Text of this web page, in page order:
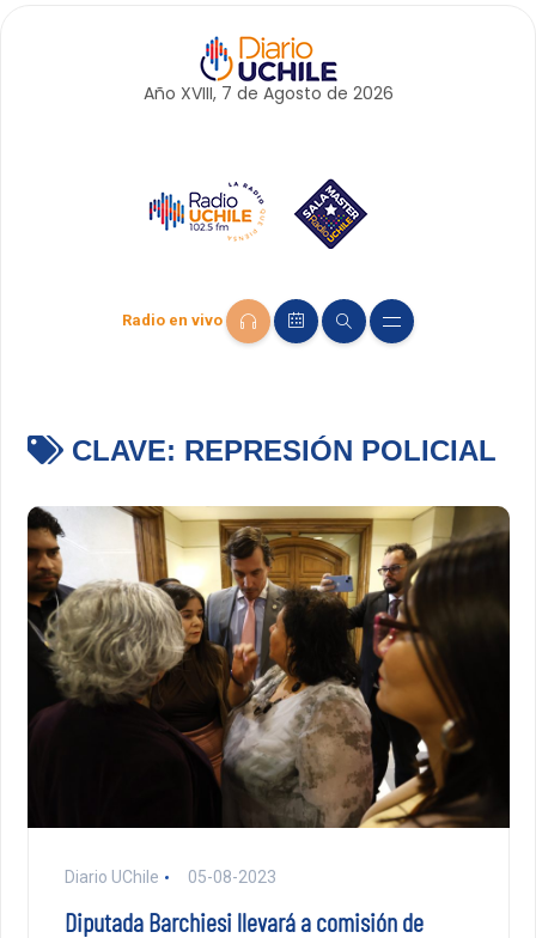
Año XVIII, 7 de Agosto de 2026
Radio en vivo
CLAVE: REPRESIÓN POLICIAL
Diario UChile 05-08-2023
Diputada Barchiesi llevará a comisión de